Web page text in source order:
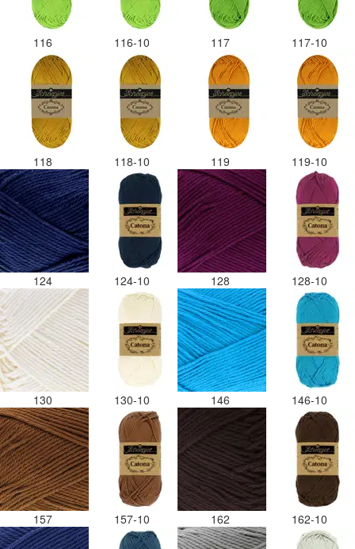
116 116-10 117 117-10
118 118-10 119 119-10
124 124-10 128 128-10
130 130-10 146 146-10
157 157-10 162 162-10